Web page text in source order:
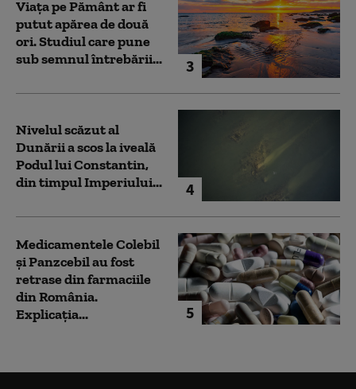
3
Viața pe Pământ ar fi
putut apărea de două
ori. Studiul care pune
sub semnul întrebării...
4
Nivelul scăzut al
Dunării a scos la iveală
Podul lui Constantin,
din timpul Imperiului...
5
Medicamentele Colebil
și Panzcebil au fost
retrase din farmaciile
din România.
Explicația...